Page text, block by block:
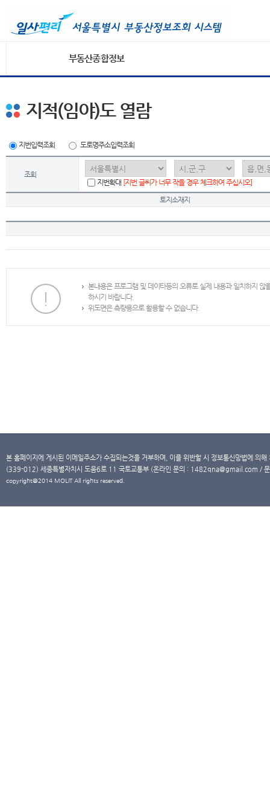
부동산종합정보
지적(임야)도 열람
지번입력조회 도로명주소입력조회
조회
지번확대 [지번 글씨가 너무 작을 경우 체크하여 주십시오]
토지소재지
본내용은 프로그램 및 데이타등의 오류로 실제 내용과 일치하지
하시기 바랍니다.
위도면은 측량용으로 활용할 수 없습니다.
본 홈페이지에 게시된 이메일주소가 수집되는것을 거부하며, 이를 위반할 시 정보통신망법에 의
(339-012) 세종특별자치시 도움6로 11 국토교통부 (온라인 문의 : 1482qna@gmail.com /
copyright@2014 MOLIT All rights reserved.